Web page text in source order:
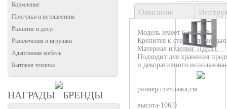
Кормление
Прогулки и путешествия
Развитие и досуг
Развлечения и игрушки
Адаптивная мебель
Бытовая техника
НАГРАДЫ БРЕНДЫ
Описание
Модель имеет 6 секций.
Крепится к стене с
Материал изделия: ЛДСП.
Подходит для хранения
и декоративного
размер стеллажа,см.:
высота-106,9